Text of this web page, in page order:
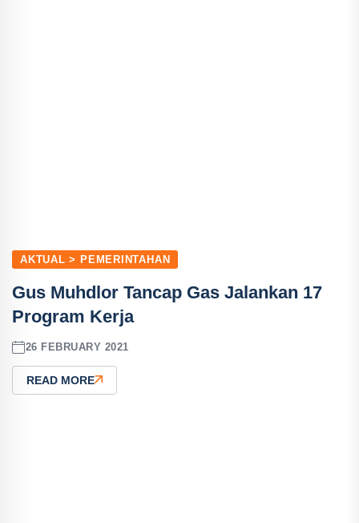
AKTUAL > PEMERINTAHAN
Gus Muhdlor Tancap Gas Jalankan 17
Program Kerja
26 FEBRUARY 2021
READ MORE